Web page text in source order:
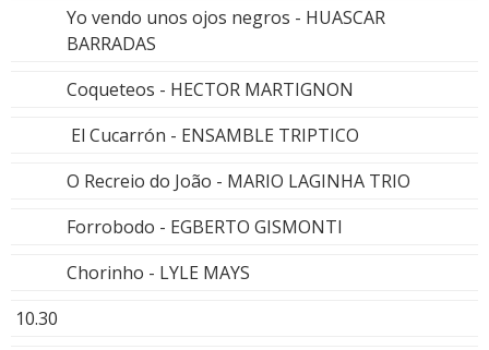
Yo vendo unos ojos negros - HUASCAR
BARRADAS
Coqueteos - HECTOR MARTIGNON
El Cucarrón - ENSAMBLE TRIPTICO
O Recreio do João - MARIO LAGINHA TRIO
Forrobodo - EGBERTO GISMONTI
Chorinho - LYLE MAYS
10.30